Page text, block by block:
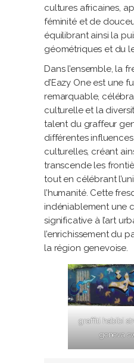
cultures africaines,
féminité et de
équilibrant ainsi la
géométriques et du
Dans l’ensemble, la
d’Eazy One est une
remarquable,
culturelle et la
talent du graffeur
différentes
culturelles, créant
transcende les
tout en célébrant
l’humanité. Cette
indéniablement une
significative à l’art
l’enrichissement du
la région genevoise.
graffiti habibi
geneva